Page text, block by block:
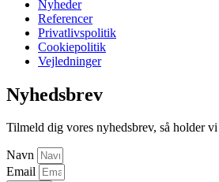
Nyheder
Referencer
Privatlivspolitik
Cookiepolitik
Vejledninger
Nyhedsbrev
Tilmeld dig vores nyhedsbrev, så holder
Navn
Email